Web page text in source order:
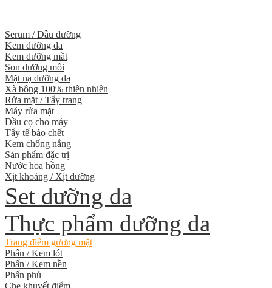
Serum / Dầu dưỡng
Kem dưỡng da
Kem dưỡng mắt
Son dưỡng môi
Mặt nạ dưỡng da
Xà bông 100% thiên nhiên
Rửa mặt / Tẩy trang
Máy rửa mặt
Đầu cọ cho máy
Tẩy tế bào chết
Kem chống nắng
Sản phẩm đặc trị
Nước hoa hồng
Xịt khoáng / Xịt dưỡng
Set dưỡng da
Thực phẩm dưỡng da
Trang điểm gương mặt
Phấn / Kem lót
Phấn / Kem nền
Phấn phủ
Che khuyết điểm